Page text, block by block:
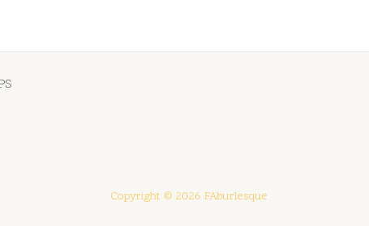
Copyright © 2026 FAburlesque